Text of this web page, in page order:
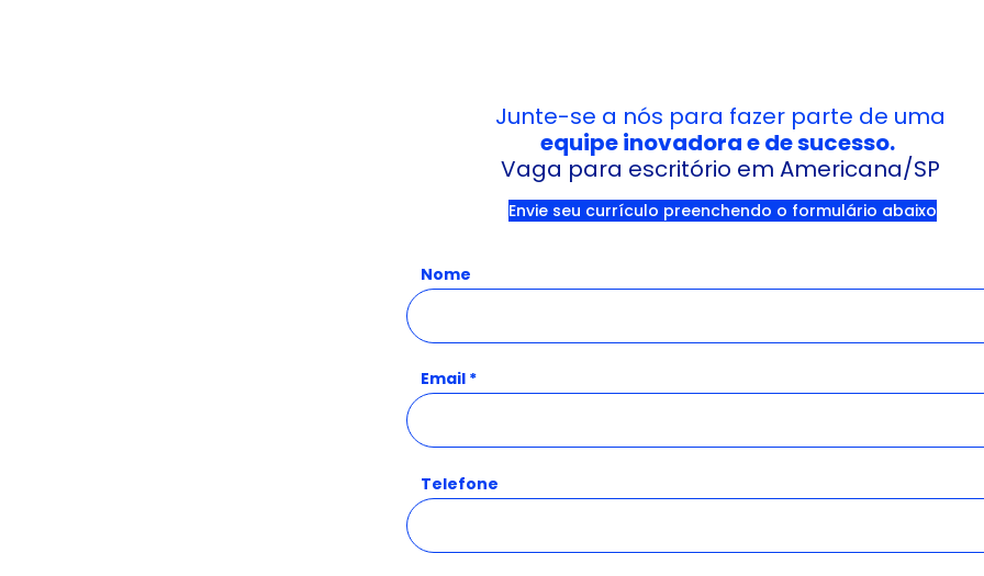
Junte-se a nós para fazer parte de uma
equipe inovadora e de sucesso.
Vaga para escritório em Americana/SP
Envie seu currículo preenchendo o formulário abaixo
Nome
Email
Telefone